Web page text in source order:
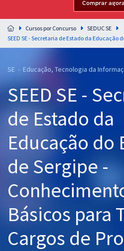
Residências Multiprofissionais
Preparação completa e intensiva para as
residências em saúde do Brasil
Cursos 20% OFF
Pós
Graduação
OAB
Mentorias
Questões grátis
Comprar agora
Cursos por Concurso
SEDUC SE
SE - Educação, Tecnologia da
SEED SE -
de Estado da
Educação do
de Sergipe -
Básicos para
Cargos de